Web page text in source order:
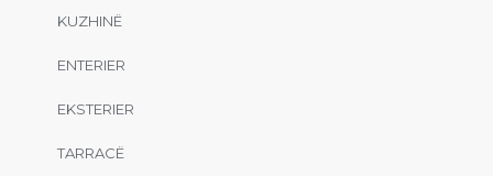
KUZHINË
ENTERIER
EKSTERIER
TARRACË